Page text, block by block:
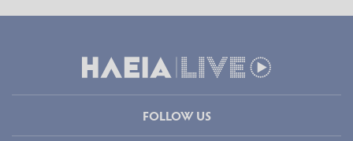
FOLLOW US